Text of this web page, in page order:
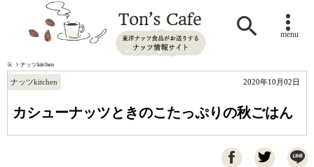
menu

ナッツkitchen
カシューナッツときのこたっぷりの秋ごはん
ナッツkitchen 2020年10月02日
